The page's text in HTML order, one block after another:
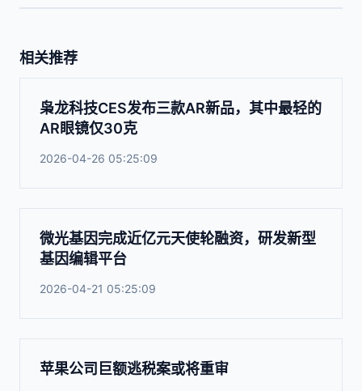
相关推荐
枭龙科技CES发布三款AR新品，其中最轻的
AR眼镜仅30克
2026-04-26 05:25:09
微光基因完成近亿元天使轮融资，研发新型
基因编辑平台
2026-04-21 05:25:09
苹果公司巨额逃税案或将重审